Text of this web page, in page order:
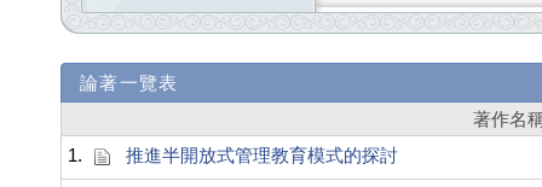
論著一覽表
著作名
1.
推進半開放式管理教育模式的探討